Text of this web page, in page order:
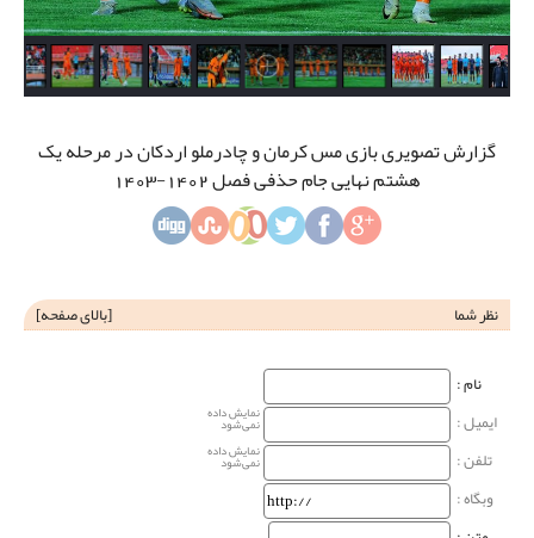
گزارش تصویری بازی مس کرمان و چادرملو اردکان در مرحله یک
هشتم نهایی جام حذفی فصل 1402-1403
نظر شما [بالای صفحه]
نام‌ :
ایمیل :
نمایش داده
نمی‌شود
تلفن : نمایش داده
نمی‌شود
وبگاه‌ :